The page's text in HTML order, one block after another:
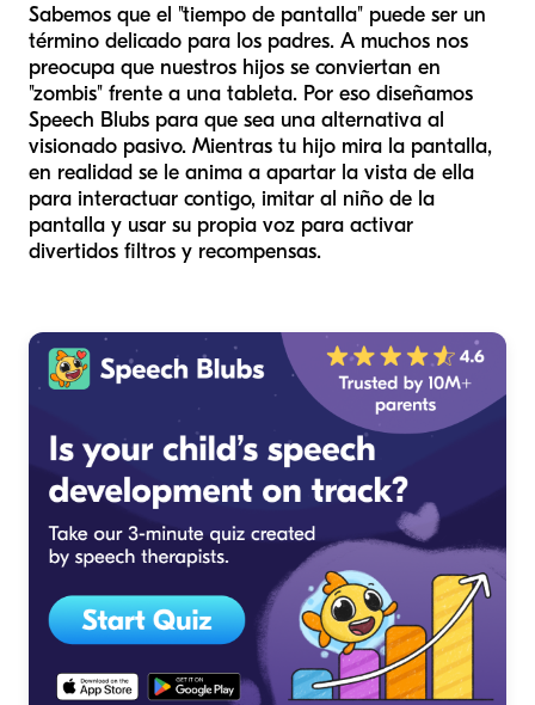
Sabemos que el "tiempo de pantalla" puede ser un
término delicado para los padres. A muchos nos
preocupa que nuestros hijos se conviertan en
"zombis" frente a una tableta. Por eso diseñamos
Speech Blubs para que sea una alternativa al
visionado pasivo. Mientras tu hijo mira la pantalla,
en realidad se le anima a apartar la vista de ella
para interactuar contigo, imitar al niño de la
pantalla y usar su propia voz para activar
divertidos filtros y recompensas.